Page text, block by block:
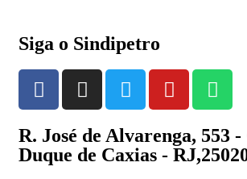
Siga o Sindipetro
R. José de Alvarenga, 553
Duque de Caxias -